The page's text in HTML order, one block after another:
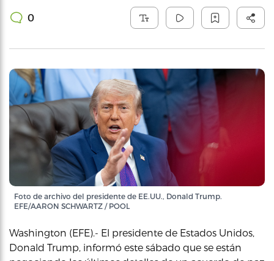
0
Foto de archivo del presidente de EE.UU., Donald Trump.
EFE/AARON SCHWARTZ / POOL
Washington (EFE).- El presidente de Estados Unidos,
Donald Trump, informó este sábado que se están